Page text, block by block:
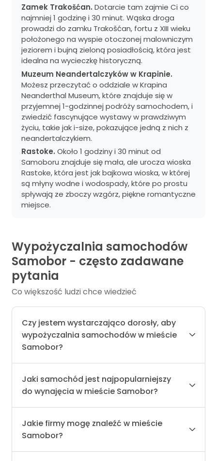
Zamek Trakošćan. Dotarcie tam zajmie Ci co
najmniej 1 godzinę i 30 minut. Wąska droga
prowadzi do zamku Trakošćan, fortu z XIII wieku
położonego na wyspie otoczonej malowniczym
jeziorem i bujną zieloną posiadłością, która jest
idealna na wycieczkę historyczną.
Muzeum Neandertalczyków w Krapinie.
Możesz przeczytać o oddziale w Krapina
Neanderthal Museum, które znajduje się w
przyjemnej 1-godzinnej podróży samochodem, i
zwiedzić fascynujące wystawy w prawdziwym
życiu, takie jak i-size, pokazujące jedną z nich z
neandertalczykiem.
Rastoke. Około 1 godziny i 30 minut od
Samoboru znajduje się mała, ale urocza wioska
Rastoke, która jest jak bajkowa wioska, w której
są młyny wodne i wodospady, które po prostu
spływają ze zboczy wzgórz, piękne romantyczne
miejsce.
Wypożyczalnia samochodów
Samobor - często zadawane
pytania
Co większość ludzi chce wiedzieć
Czy jestem wystarczająco dorosły, aby
wypożyczalnia samochodów w mieście
Samobor?
Jaki samochód jest najpopularniejszy
do wynajęcia w mieście Samobor?
Jakie firmy mogę znaleźć w mieście
Samobor?